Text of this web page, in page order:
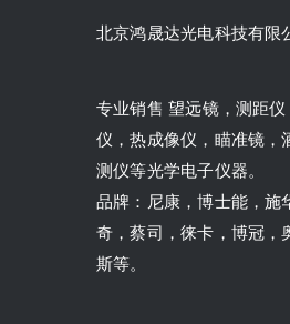
北京鸿晟达光电科技有限
专业销售 望远镜，测距仪
仪，热成像仪，瞄准镜，
测仪等光学电子仪器。
品牌：尼康，博士能，施
奇，蔡司，徕卡，博冠，
斯等。